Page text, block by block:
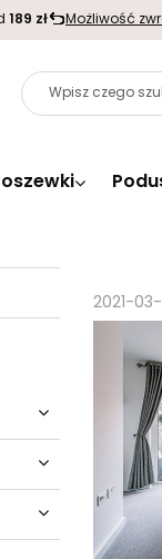
189 zł Możliwość
2021-03-